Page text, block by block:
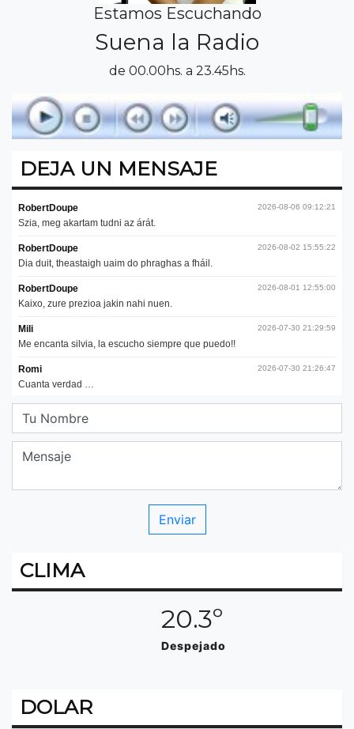
Estamos Escuchando
Suena la Radio
de 00.00hs. a 23.45hs.
DEJA UN MENSAJE
CLIMA
20.3º
Despejado
DOLAR